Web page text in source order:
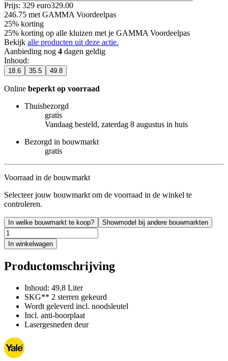
Prijs: 329 euro329.00
246.75 met GAMMA Voordeelpas
25% korting
25% korting op alle kluizen met je GAMMA Voordeelpas
Bekijk alle producten uit deze actie.
Aanbieding nog 4 dagen geldig
Inhoud:
18.6 35.5 49.8
Online beperkt op voorraad
Thuisbezorgd
gratis
Vandaag besteld, zaterdag 8 augustus in huis
Bezorgd in bouwmarkt
gratis
Voorraad in de bouwmarkt
Selecteer jouw bouwmarkt om de voorraad in de winkel te
controleren.
In welke bouwmarkt te koop? Showmodel bij andere bouwmarkten
In winkelwagen
Productomschrijving
Inhoud: 49,8 Liter
SKG** 2 sterren gekeurd
Wordt geleverd incl. noodsleutel
Incl. anti-boorplaat
Lasergesneden deur